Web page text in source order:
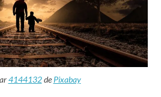
4144132de Pixabay